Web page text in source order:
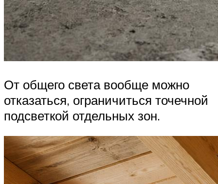
От общего света вообще можно
отказаться, ограничиться точечной
подсветкой отдельных зон.